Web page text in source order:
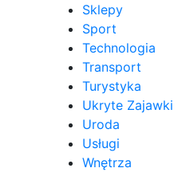
Sklepy
Sport
Technologia
Transport
Turystyka
Ukryte Zajawki
Uroda
Usługi
Wnętrza